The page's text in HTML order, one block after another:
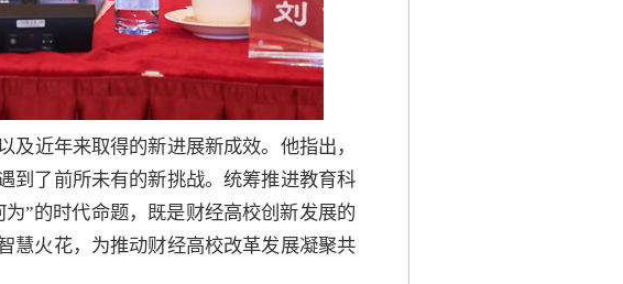
近年来取得的新进展新成效。他指出，
到了前所未有的新挑战。统筹推进教育科
”的时代命题，既是财经高校创新发展的
慧火花，为推动财经高校改革发展凝聚共